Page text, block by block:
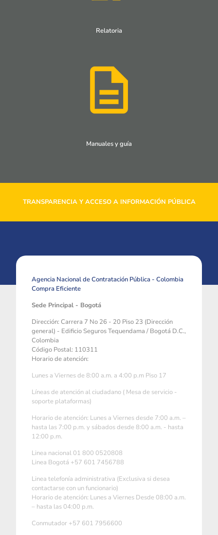
Relatoria
Manuales y guía
TRANSPARENCIA Y ACCESO A INFORMACIÓN PÚBLICA
Agencia Nacional de Contratación Pública - Colombia
Compra Eficiente
Sede Principal - Bogotá
Dirección: Carrera 7 No 26 - 20 Piso 23 (Dirección
general) - Edificio Seguros Tequendama / Bogotá D.C.,
Colombia
Código Postal: 110311
Horario de atención:
Lunes a Viernes de 8:00 a.m. a 4:00 p.m Piso 17
Líneas de atención al ciudadano ( Mesa de servicio -
soporte plataformas)
Horario de atención: Lunes a Viernes desde 7:00 a.m. –
hasta las 7:00 p.m. y sábados desde 8:00 a.m. - hasta
12:00 p.m.
Linea nacional 01 800 0520808
Linea Bogotá +57 601 7456788
Linea telefonía administrativa (Exclusiva si desea
contactarse con un funcionario)
Horario de atención: Lunes a Viernes Desde 08:00 a.m.
– hasta las 04:00 p.m.
Conmutador +57 601 7956600